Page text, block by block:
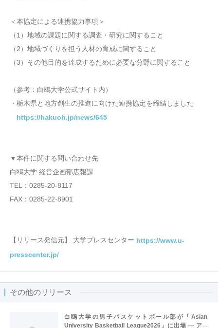
＜本協定による連携協力事項＞
（1）地域の課題に関する調査・研究に関すること
（2）地域づくりを担う人材の育成に関すること
（3）その他目的を達成するために必要な分野に関すること
（参考：白鴎大学公式サイト内）
・栃木県と地方創生の推進に向けた連携協定を締結しました
https://hakuoh.jp/news/645
▼本件に関する問い合わせ先
白鴎大学 経営企画部広報課
TEL：0285-20-8117
FAX：0285-22-8901
【リリース発信元】 大学プレスセンター https://www.u-
presscenter.jp/
その他のリリース
白鴎大学の男子バスケットボール部が「Asian
University Basketball League2026」に出場 ― アジ